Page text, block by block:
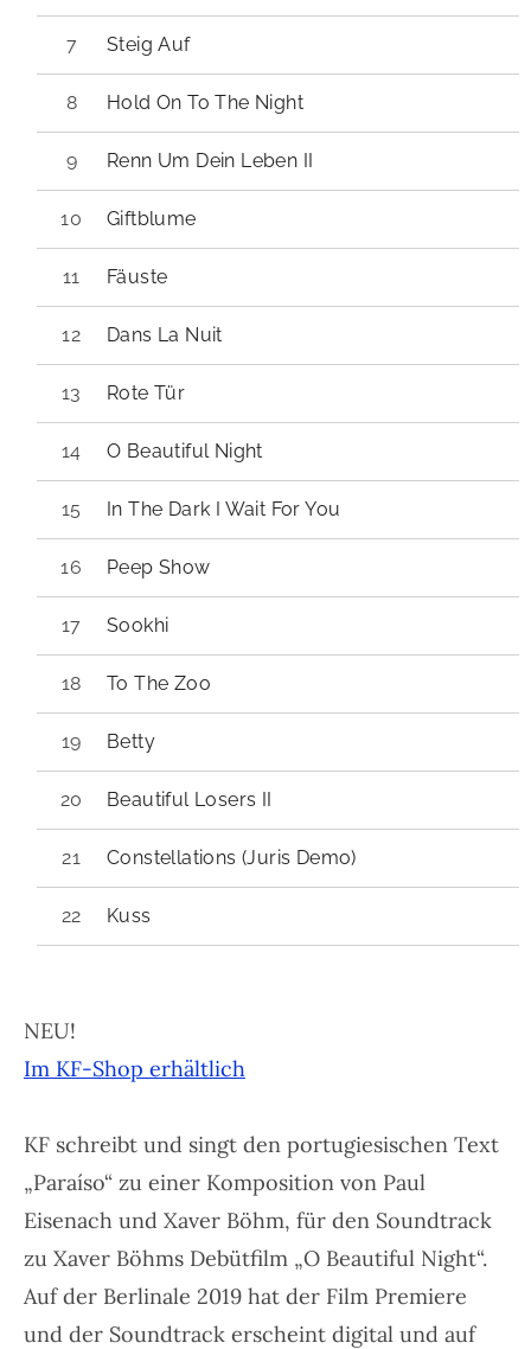
Steig Auf
Hold On To The Night
Renn Um Dein Leben II
Giftblume
Fäuste
Dans La Nuit
Rote Tür
O Beautiful Night
In The Dark I Wait For You
Peep Show
Sookhi
To The Zoo
Betty
Beautiful Losers II
Constellations (Juris Demo)
Kuss
NEU!
Im KF-Shop erhältlich
KF schreibt und singt den portugiesischen Text
„Paraíso“ zu einer Komposition von Paul
Eisenach und Xaver Böhm, für den Soundtrack
zu Xaver Böhms Debütfilm „O Beautiful Night“.
Auf der Berlinale 2019 hat der Film Premiere
und der Soundtrack erscheint digital und auf